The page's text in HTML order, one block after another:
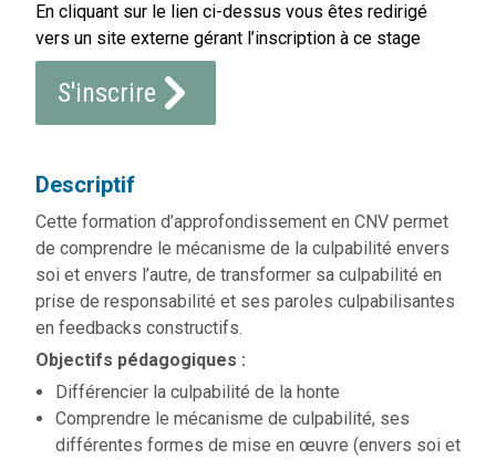
En cliquant sur le lien ci-dessus vous êtes redirigé
vers un site externe gérant l’inscription à ce stage
S'inscrire
Descriptif
Cette formation d’approfondissement en CNV permet
de comprendre le mécanisme de la culpabilité envers
soi et envers l’autre, de transformer sa culpabilité en
prise de responsabilité et ses paroles culpabilisantes
en feedbacks constructifs.
Objectifs pédagogiques :
Différencier la culpabilité de la honte
Comprendre le mécanisme de culpabilité, ses
différentes formes de mise en œuvre (envers soi et